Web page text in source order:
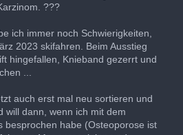
???
ich immer noch Schwierigkeiten,
2023 skifahren. Beim Ausstieg
hingefallen, Knieband gezerrt und
...
auch erst mal neu sortieren und
will dann, wenn ich mit dem
besprochen habe (Osteoporose ist